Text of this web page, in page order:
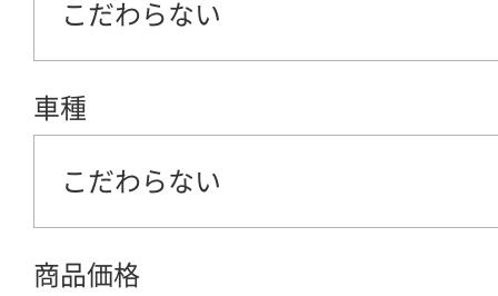
こだわらない
車種
こだわらない
商品価格